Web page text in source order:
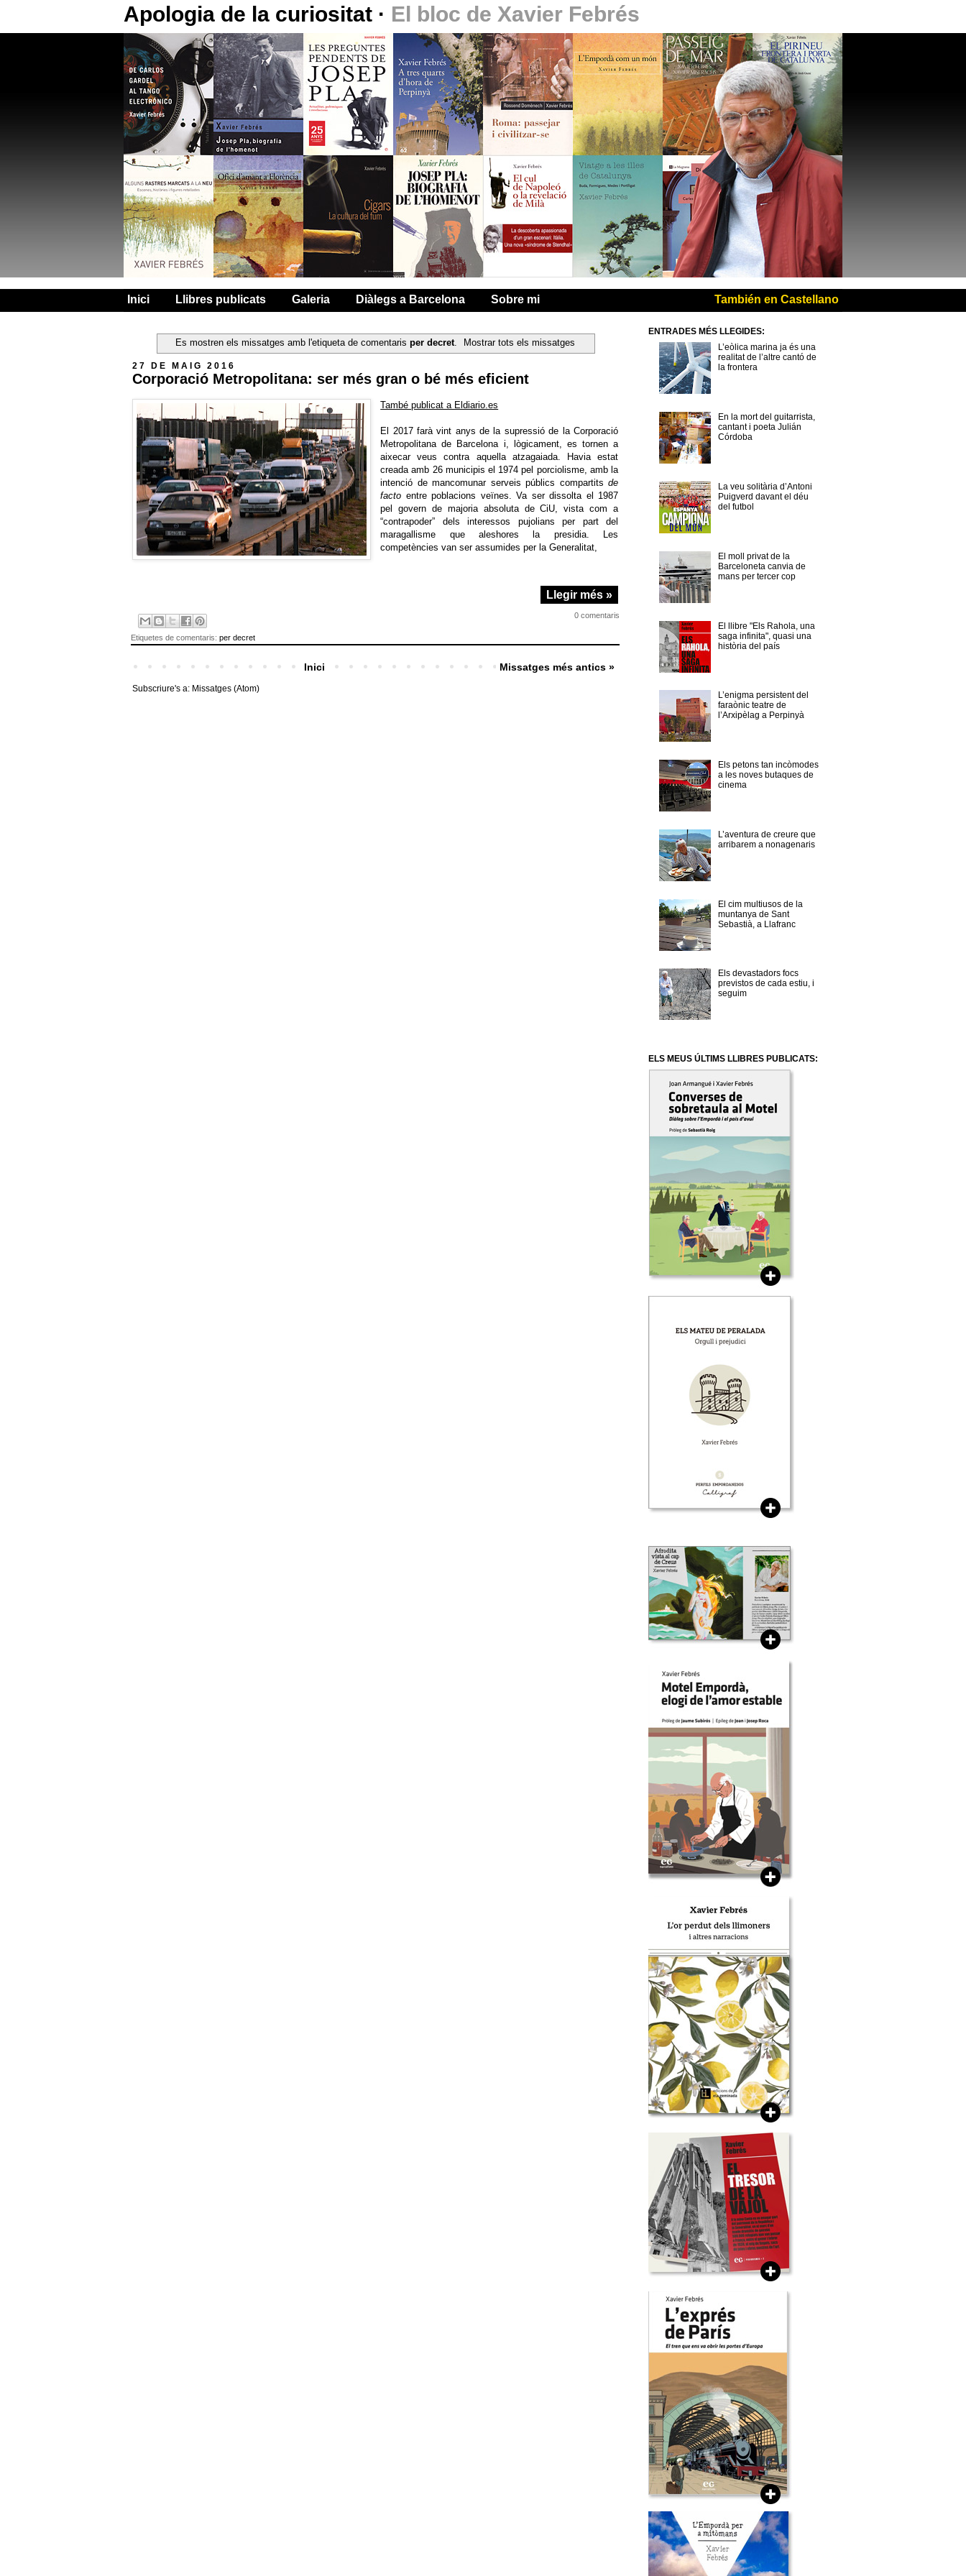
Apologia de la curiositat · El bloc de Xavier Febrés
Inici Llibres publicats Galeria Diàlegs a Barcelona Sobre mi También en Castellano
Es mostren els missatges amb l'etiqueta de comentaris per decret. Mostrar tots els missatges
27 DE MAIG 2016
Corporació Metropolitana: ser més gran o bé més eficient
També publicat a Eldiario.es
El 2017 farà vint anys de la supressió de la Corporació
Metropolitana de Barcelona i, lògicament, es tornen a
aixecar veus contra aquella atzagaiada. Havia estat
creada amb 26 municipis el 1974 pel porciolisme, amb la
intenció de mancomunar serveis públics compartits de
facto entre poblacions veïnes. Va ser dissolta el 1987
pel govern de majoria absoluta de CiU, vista com a
“contrapoder” dels interessos pujolians per part del
maragallisme que aleshores la presidia. Les
competències van ser assumides per la Generalitat,
Llegir més »
0 comentaris
Etiquetes de comentaris: per decret
Missatges més antics »
Inici
Subscriure's a: Missatges (Atom)
ENTRADES MÉS LLEGIDES:
L’eòlica marina ja és una
realitat de l’altre cantó de
la frontera
En la mort del guitarrista,
cantant i poeta Julián
Córdoba
La veu solitària d’Antoni
Puigverd davant el déu
del futbol
El moll privat de la
Barceloneta canvia de
mans per tercer cop
El llibre "Els Rahola, una
saga infinita", quasi una
història del país
L’enigma persistent del
faraònic teatre de
l’Arxipèlag a Perpinyà
Els petons tan incòmodes
a les noves butaques de
cinema
L’aventura de creure que
arribarem a nonagenaris
El cim multiusos de la
muntanya de Sant
Sebastià, a Llafranc
Els devastadors focs
previstos de cada estiu, i
seguim
ELS MEUS ÚLTIMS LLIBRES PUBLICATS: